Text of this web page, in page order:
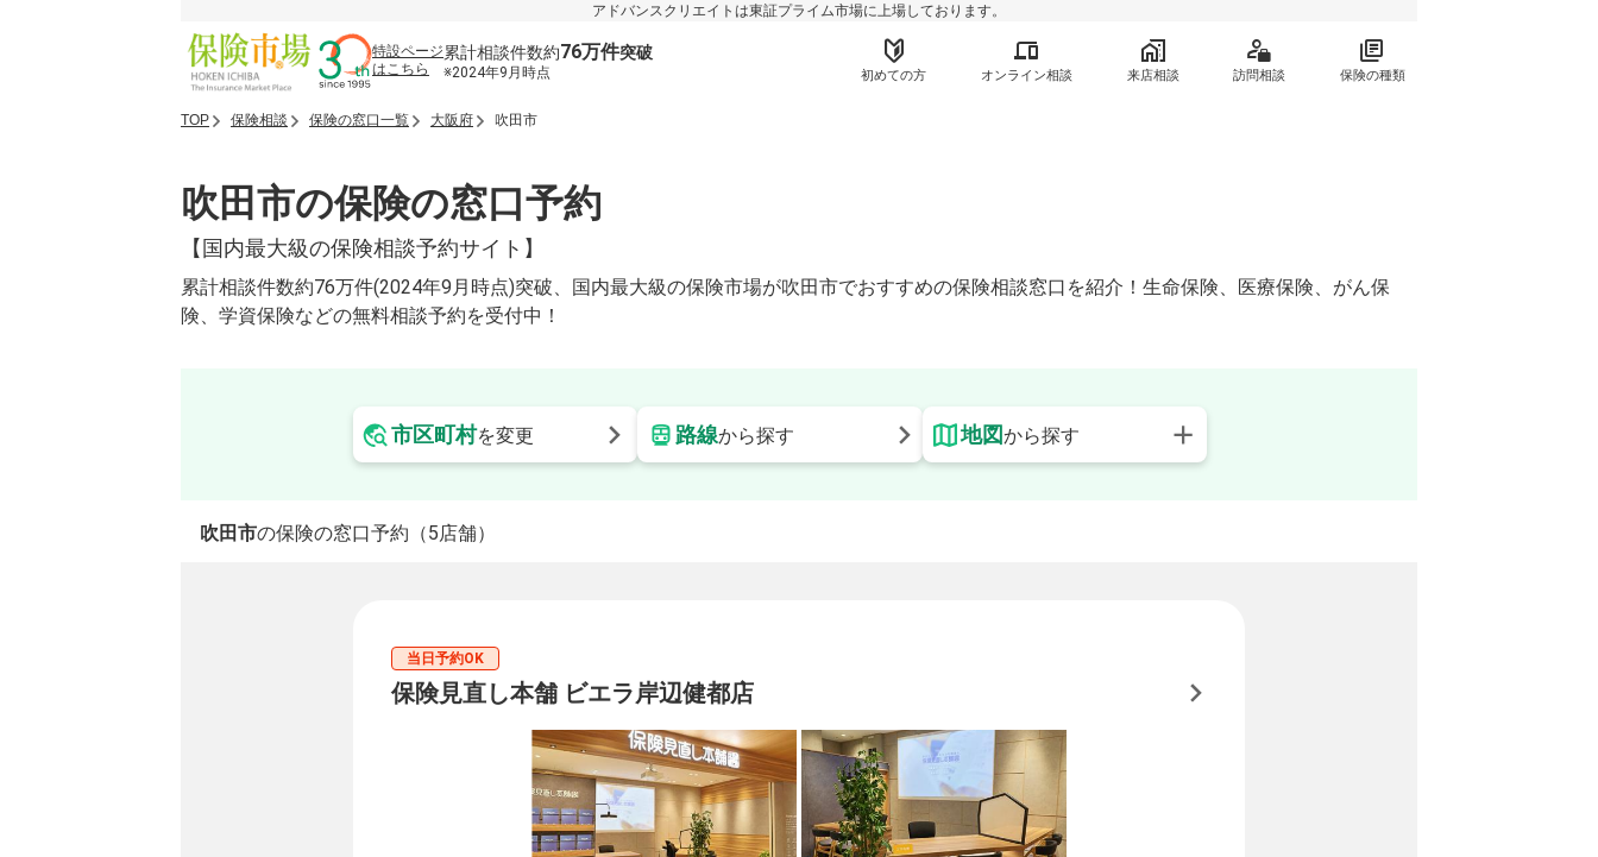
アドバンスクリエイトは東証プライム市場に上場しております。
特設ページ
はこちら
累計相談件数約76万件突破
※2024年9月時点 初めての方 オンライン相談 来店相談 訪問相談 保険の種類
TOP 保険相談 保険の窓口一覧 大阪府 吹田市
吹田市の保険の窓口予約
【国内最大級の保険相談予約サイト】
累計相談件数約76万件(2024年9月時点)突破、国内最大級の保険市場が吹田市でおすすめの保険相談窓口を紹介！生命保険、医療保険、がん保
険、学資保険などの無料相談予約を受付中！
市区町村を変更 路線から探す 地図から探す
吹田市の保険の窓口予約（5店舗）
当日予約OK
保険見直し本舗 ビエラ岸辺健都店